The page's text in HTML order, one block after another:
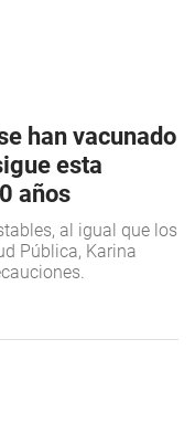
han vacunado
esta
años
al igual que los
Pública, Karina